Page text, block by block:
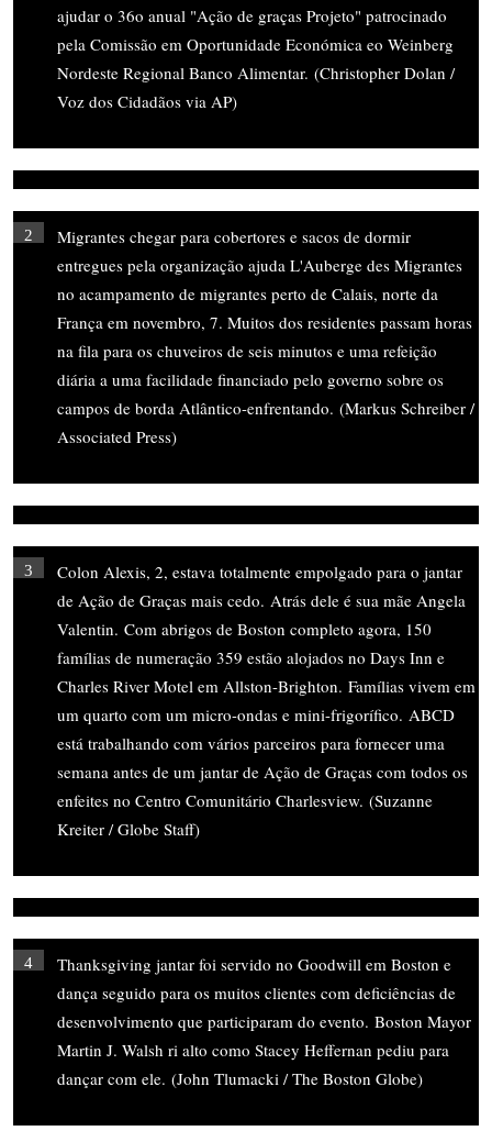
ajudar o 36o anual "Ação de graças Projeto" patrocinado
pela Comissão em Oportunidade Económica eo Weinberg
Nordeste Regional Banco Alimentar. (Christopher Dolan /
Voz dos Cidadãos via AP)
2
Migrantes chegar para cobertores e sacos de dormir
entregues pela organização ajuda L'Auberge des Migrantes
no acampamento de migrantes perto de Calais, norte da
França em novembro, 7. Muitos dos residentes passam horas
na fila para os chuveiros de seis minutos e uma refeição
diária a uma facilidade financiado pelo governo sobre os
campos de borda Atlântico-enfrentando. (Markus Schreiber /
Associated Press)
3
Colon Alexis, 2, estava totalmente empolgado para o jantar
de Ação de Graças mais cedo. Atrás dele é sua mãe Angela
Valentin. Com abrigos de Boston completo agora, 150
famílias de numeração 359 estão alojados no Days Inn e
Charles River Motel em Allston-Brighton. Famílias vivem em
um quarto com um micro-ondas e mini-frigorífico. ABCD
está trabalhando com vários parceiros para fornecer uma
semana antes de um jantar de Ação de Graças com todos os
enfeites no Centro Comunitário Charlesview. (Suzanne
Kreiter / Globe Staff)
4
Thanksgiving jantar foi servido no Goodwill em Boston e
dança seguido para os muitos clientes com deficiências de
desenvolvimento que participaram do evento. Boston Mayor
Martin J. Walsh ri alto como Stacey Heffernan pediu para
dançar com ele. (John Tlumacki / The Boston Globe)